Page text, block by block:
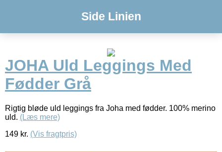
Side Linien
JOHA Uld Leggings Med
Fødder Grå
Rigtig bløde uld leggings fra Joha med fødder. 100% merino
uld. (Læs mere)
149 kr. (Vis fragtpris)